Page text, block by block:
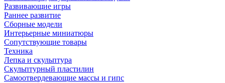
Развивающие игры
Раннее развитие
Сборные модели
Интерьерные миниатюры
Сопутствующие товары
Техника
Лепка и скульптура
Скульптурный пластилин
Самоотвердевающие массы и гипс